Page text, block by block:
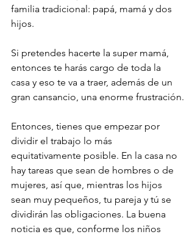
familia tradicional: papá, mamá y dos
hijos.
Si pretendes hacerte la super mamá,
entonces te harás cargo de toda la
casa y eso te va a traer, además de un
gran cansancio, una enorme frustración.
Entonces, tienes que empezar por
dividir el trabajo lo más
equitativamente posible. En la casa no
hay tareas que sean de hombres o de
mujeres, así que, mientras los hijos
sean muy pequeños, tu pareja y tú se
dividirán las obligaciones. La buena
noticia es que, conforme los niños